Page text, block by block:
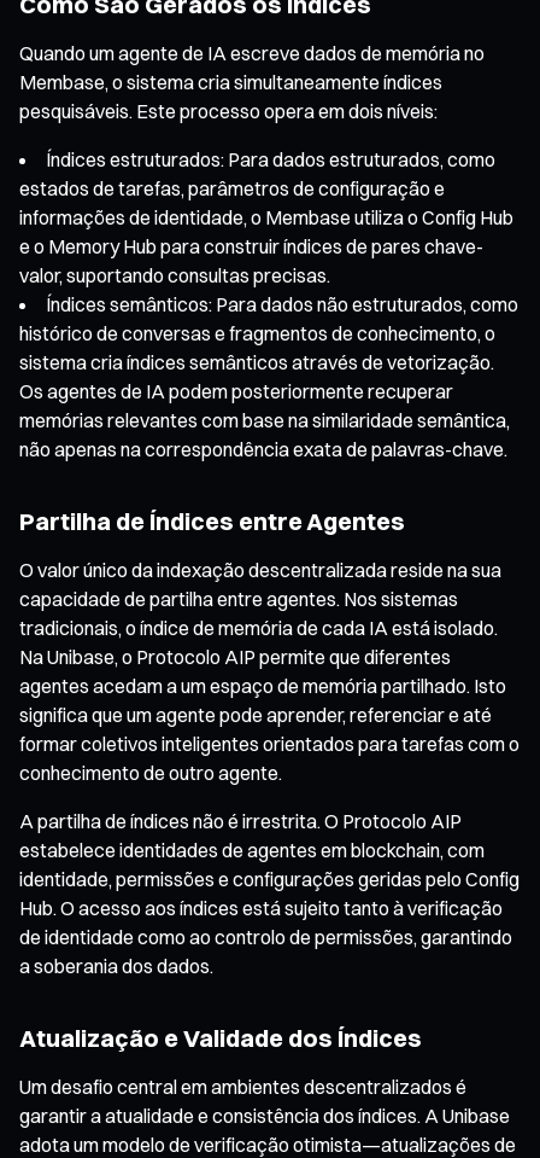
Quando um agente de IA escreve dados de memória no
Membase, o sistema cria simultaneamente índices
pesquisáveis. Este processo opera em dois níveis:
Índices estruturados: Para dados estruturados, como
estados de tarefas, parâmetros de configuração e
informações de identidade, o Membase utiliza o Config Hub
e o Memory Hub para construir índices de pares chave-
valor, suportando consultas precisas.
Índices semânticos: Para dados não estruturados, como
histórico de conversas e fragmentos de conhecimento, o
sistema cria índices semânticos através de vetorização.
Os agentes de IA podem posteriormente recuperar
memórias relevantes com base na similaridade semântica,
não apenas na correspondência exata de palavras-chave.
Partilha de Índices entre Agentes
O valor único da indexação descentralizada reside na sua
capacidade de partilha entre agentes. Nos sistemas
tradicionais, o índice de memória de cada IA está isolado.
Na Unibase, o Protocolo AIP permite que diferentes
agentes acedam a um espaço de memória partilhado. Isto
significa que um agente pode aprender, referenciar e até
formar coletivos inteligentes orientados para tarefas com o
conhecimento de outro agente.
A partilha de índices não é irrestrita. O Protocolo AIP
estabelece identidades de agentes em blockchain, com
identidade, permissões e configurações geridas pelo Config
Hub. O acesso aos índices está sujeito tanto à verificação
de identidade como ao controlo de permissões, garantindo
a soberania dos dados.
Atualização e Validade dos Índices
Um desafio central em ambientes descentralizados é
garantir a atualidade e consistência dos índices. A Unibase
adota um modelo de verificação otimista—atualizações de